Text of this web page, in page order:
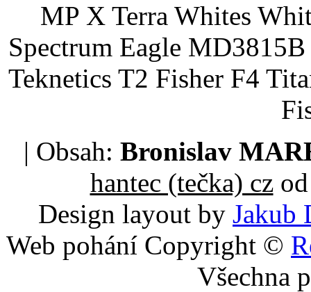
MP X Terra Whites
Spectrum Eagle
Teknetics T2 Fisher F4
| Obsah: Bronislav
hantec (tečka) czod
Design layout by Jakub
Web pohání Copyright ©
Všechna